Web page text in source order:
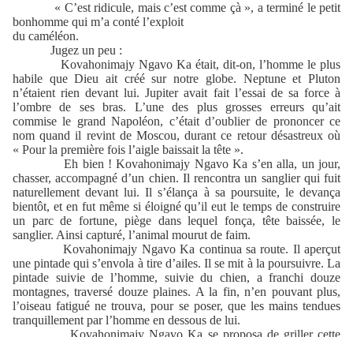
« C’est ridicule, mais c’est comme çà », a terminé le petit
bonhomme qui m’a conté l’exploit
du caméléon.
Jugez un peu :
Kovahonimajy Ngavo Ka était, dit-on, l’homme le plus
habile que Dieu ait créé sur notre globe. Neptune et Pluton
n’étaient rien devant lui. Jupiter avait fait l’essai de sa force à
l’ombre de ses bras. L’une des plus grosses erreurs qu’ait
commise le grand Napoléon, c’était d’oublier de prononcer ce
nom quand il revint de Moscou, durant ce retour désastreux où
« Pour la première fois l’aigle baissait la tête ».
Eh bien ! Kovahonimajy Ngavo Ka s’en alla, un jour,
chasser, accompagné d’un chien. Il rencontra un sanglier qui fuit
naturellement devant lui. Il s’élança à sa poursuite, le devança
bientôt, et en fut même si éloigné qu’il eut le temps de construire
un parc de fortune, piège dans lequel fonça, tête baissée, le
sanglier. Ainsi capturé, l’animal mourut de faim.
Kovahonimajy Ngavo Ka continua sa route. Il aperçut
une pintade qui s’envola à tire d’ailes. Il se mit à la poursuivre. La
pintade suivie de l’homme, suivie du chien, a franchi douze
montagnes, traversé douze plaines. A la fin, n’en pouvant plus,
l’oiseau fatigué ne trouva, pour se poser, que les mains tendues
tranquillement par l’homme en dessous de lui.